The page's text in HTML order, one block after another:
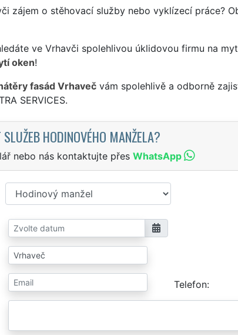
zájem o stěhovací služby nebo vyklízecí práce?
ve Vrhavči spolehlivou úklidovou firmu na
oken!
fasád Vrhavečvám spolehlivě a odborně
SERVICES.
HODINOVÉHO MANŽELA?
nebo nás kontaktujte přes WhatsApp
Telefon